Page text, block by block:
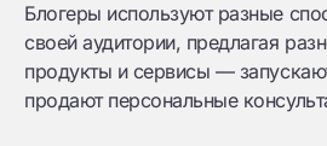
Блогеры используют разные
своей аудитории, предлагая
продукты и сервисы —
продают персональные